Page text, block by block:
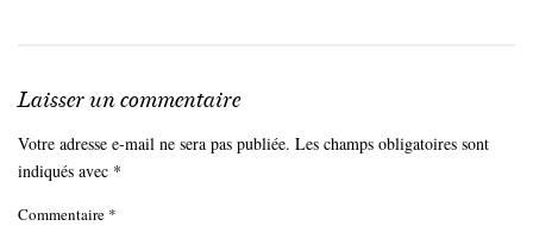
Laisser un commentaire
Votre adresse e-mail ne sera pas publiée. Les champs obligatoires sont
indiqués avec *
Commentaire *